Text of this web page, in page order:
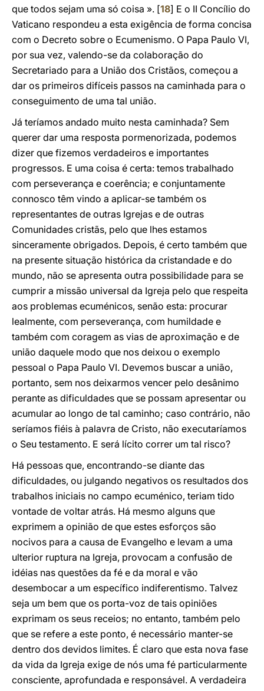
que todos sejam uma só coisa ». [18] E o II Concílio do
Vaticano respondeu a esta exigência de forma concisa
com o Decreto sobre o Ecumenismo. O Papa Paulo VI,
por sua vez, valendo-se da colaboração do
Secretariado para a União dos Cristãos, começou a
dar os primeiros difíceis passos na caminhada para o
conseguimento de uma tal união.
Já teríamos andado muito nesta caminhada? Sem
querer dar uma resposta pormenorizada, podemos
dizer que fizemos verdadeiros e importantes
progressos. E uma coisa é certa: temos trabalhado
com perseverança e coerência; e conjuntamente
connosco têm vindo a aplicar-se também os
representantes de outras Igrejas e de outras
Comunidades cristãs, pelo que lhes estamos
sinceramente obrigados. Depois, é certo também que
na presente situação histórica da cristandade e do
mundo, não se apresenta outra possibilidade para se
cumprir a missão universal da Igreja pelo que respeita
aos problemas ecuménicos, senão esta: procurar
lealmente, com perseverança, com humildade e
também com coragem as vias de aproximação e de
união daquele modo que nos deixou o exemplo
pessoal o Papa Paulo VI. Devemos buscar a união,
portanto, sem nos deixarmos vencer pelo desânimo
perante as dificuldades que se possam apresentar ou
acumular ao longo de tal caminho; caso contrário, não
seríamos fiéis à palavra de Cristo, não executaríamos
o Seu testamento. E será lícito correr um tal risco?
Há pessoas que, encontrando-se diante das
dificuldades, ou julgando negativos os resultados dos
trabalhos iniciais no campo ecuménico, teriam tido
vontade de voltar atrás. Há mesmo alguns que
exprimem a opinião de que estes esforços são
nocivos para a causa de Evangelho e levam a uma
ulterior ruptura na Igreja, provocam a confusão de
idéias nas questões da fé e da moral e vão
desembocar a um específico indiferentismo. Talvez
seja um bem que os porta-voz de tais opiniões
exprimam os seus receios; no entanto, também pelo
que se refere a este ponto, é necessário manter-se
dentro dos devidos limites. É claro que esta nova fase
da vida da Igreja exige de nós uma fé particularmente
consciente, aprofundada e responsável. A verdadeira